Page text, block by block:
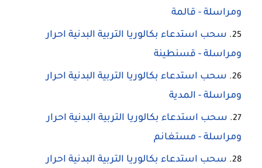
ومراسلة - قالمة
سحب استدعاء بكالوريا التربية البدنية احرار
ومراسلة - قسنطينة
سحب استدعاء بكالوريا التربية البدنية احرار
ومراسلة - المدية
سحب استدعاء بكالوريا التربية البدنية احرار
ومراسلة - مستغانم
سحب استدعاء بكالوريا التربية البدنية احرار